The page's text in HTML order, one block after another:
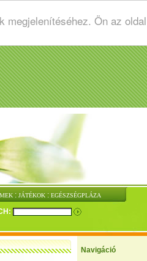
Ön az
: JÁTÉKOK : EGÉSZSÉGPLÁZA
Navigáció